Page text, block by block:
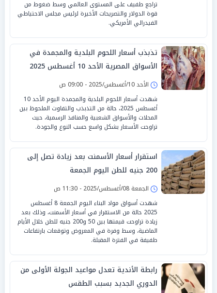
تراجع طفيف على المستوى العالمي وسط ضغوط من
قوة الدولار والتصريحات الأخيرة لرئيس مجلس الاحتياطي
الفيدرالي الأمريكي.
تذبذب أسعار اللحوم البلدية والمجمدة في
الأسواق المصرية الأحد 10 أغسطس 2025
الأحد 10/أغسطس/2025 - 09:00 ص
شهدت أسعار اللحوم البلدية والمجمدة اليوم الأحد 10
أغسطس 2025، حالة من التذبذب والتفاوت الملحوظ بين
المحلات والأسواق الشعبية والمنافذ الرسمية، حيث
تراوحت الأسعار بشكل واسع حسب النوع والجودة.
استقرار أسعار الأسمنت بعد زيادة تصل إلى
200 جنيه للطن اليوم الجمعة
الجمعة 08/أغسطس/2025 - 11:30 ص
شهدت أسواق مواد البناء اليوم الجمعة 8 أغسطس
2025 حالة من الاستقرار في أسعار الأسمنت، وذلك بعد
زيادة تراوحت قيمتها بين 50 و200 جنيه للطن خلال الأيام
الماضية، وسط وفرة في المعروض وتوقعات بارتفاعات
طفيفة في الفترة المقبلة.
رابطة الأندية تعدل مواعيد الجولة الأولى من
الدوري الجديد بسبب الطقس